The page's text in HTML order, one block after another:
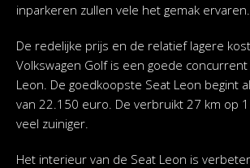
inparkeren zullen vele het gemak ervaren.
De redelijke prijs en de relatief lagere
Volkswagen Golf is een goede
Leon. De goedkoopste Seat Leon begint
van 22.150 euro. De verbruikt 27 km op
veel zuiniger.
Het interieur van de Seat Leon is